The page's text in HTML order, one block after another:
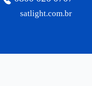
satlight.com.br